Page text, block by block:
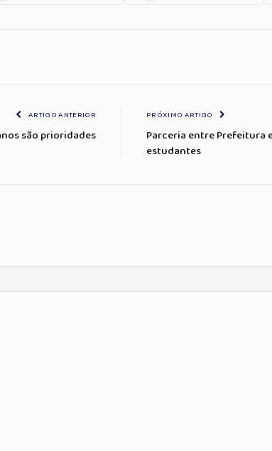
ARTIGO ANTERIOR
são prioridades
PRÓXIMO ARTIGO
Parceria entre Prefeitura
estudantes